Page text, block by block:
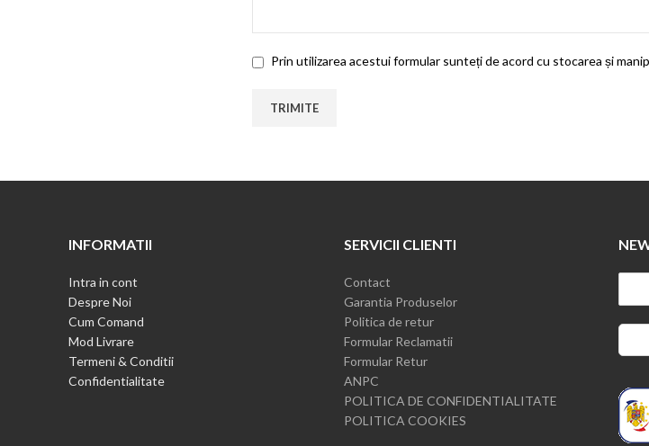
Prin utilizarea acestui formular sunteți de acord cu stocarea și
INFORMATII
Intra in cont
Despre Noi
Cum Comand
Mod Livrare
Termeni & Conditii
Confidentialitate
SERVICII CLIENTI
Contact
Garantia Produselor
Politica de retur
Formular Reclamatii
Formular Retur
ANPC
POLITICA DE CONFIDENTIALITATE
POLITICA COOKIES